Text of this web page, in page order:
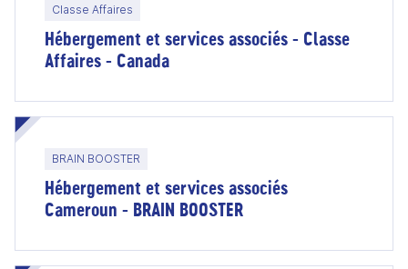
Classe Affaires
Hébergement et services associés - Classe
Affaires - Canada
BRAIN BOOSTER
Hébergement et services associés
Cameroun - BRAIN BOOSTER